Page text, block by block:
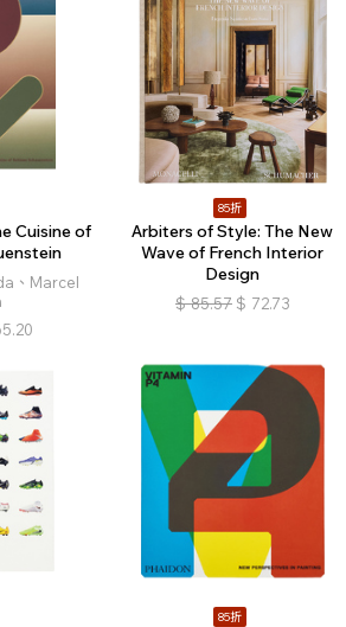
Cuisine of
、Marcel
85折
Arbiters of Style: The New
Wave of French Interior
Design
$ 85.57 $ 72.73
85折